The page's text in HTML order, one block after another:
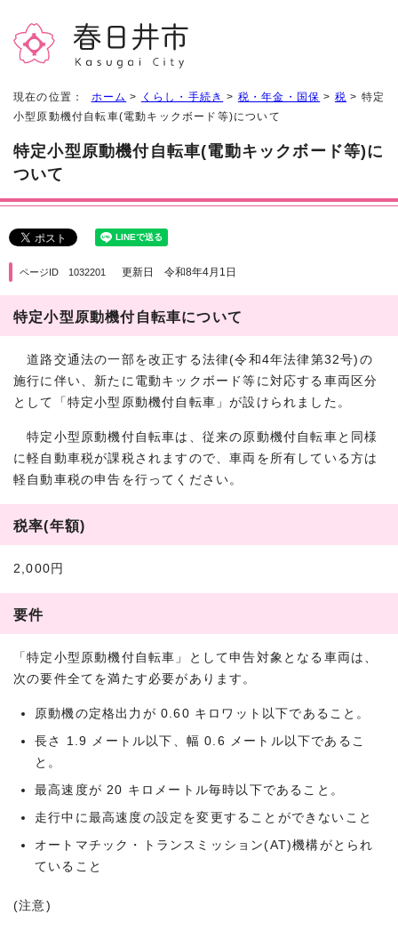
現在の位置： ホーム > くらし・手続き > 税・年金・国保 > 税 > 特定
小型原動機付自転車(電動キックボード等)について
特定小型原動機付自転車(電動キックボード等)に
ついて
ページID 1032201 更新日 令和8年4月1日
特定小型原動機付自転車について
道路交通法の一部を改正する法律(令和4年法律第32号)の
施行に伴い、新たに電動キックボード等に対応する車両区分
として「特定小型原動機付自転車」が設けられました。
特定小型原動機付自転車は、従来の原動機付自転車と同様
に軽自動車税が課税されますので、車両を所有している方は
軽自動車税の申告を行ってください。
税率(年額)
2,000円
要件
「特定小型原動機付自転車」として申告対象となる車両は、
次の要件全てを満たす必要があります。
原動機の定格出力が 0.60 キロワット以下であること。
長さ 1.9 メートル以下、幅 0.6 メートル以下であるこ
と。
最高速度が 20 キロメートル毎時以下であること。
走行中に最高速度の設定を変更することができないこと
オートマチック・トランスミッション(AT)機構がとられ
ていること
(注意)